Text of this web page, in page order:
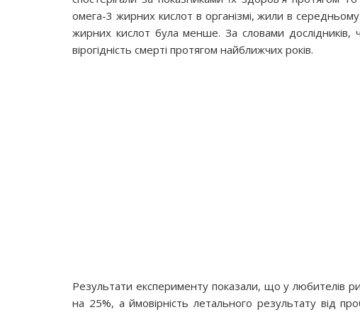
омега-3 жирних кислот в організмі, жили в
жирних кислот була менше. За словами
вірогідність смерті протягом найближчих років.
Результати експерименту показали, що у любителів
на 25%, а ймовірність летального результату від